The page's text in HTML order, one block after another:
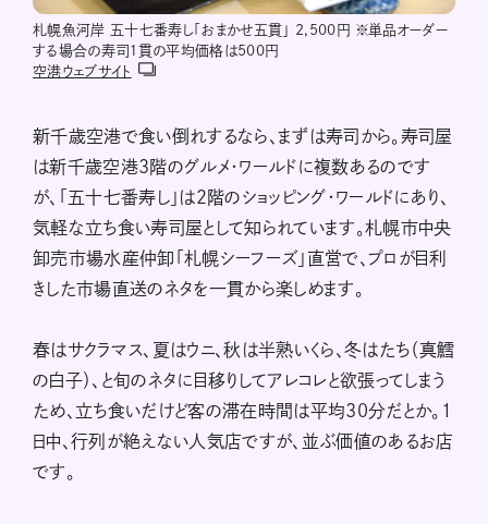
札幌魚河岸 五十七番寿し「おまかせ五貫」 2,500円 ※単品オーダー
する場合の寿司１貫の平均価格は500円
空港ウェブサイト
新千歳空港で食い倒れするなら、まずは寿司から。寿司屋
は新千歳空港３階のグルメ・ワールドに複数あるのです
が、「五十七番寿し」は２階のショッピング・ワールドにあり、
気軽な立ち食い寿司屋として知られています。札幌市中央
卸売市場水産仲卸「札幌シーフーズ」直営で、プロが目利
きした市場直送のネタを一貫から楽しめます。
春はサクラマス、夏はウニ、秋は半熟いくら、冬はたち（真鱈
の白子）、と旬のネタに目移りしてアレコレと欲張ってしまう
ため、立ち食いだけど客の滞在時間は平均30分だとか。１
日中、行列が絶えない人気店ですが、並ぶ価値のあるお店
です。